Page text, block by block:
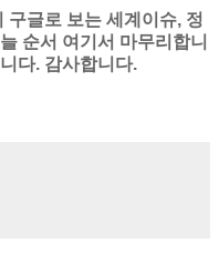
구글로 보는 세계이슈, 정
순서 여기서 마무리합니
다. 감사합니다.